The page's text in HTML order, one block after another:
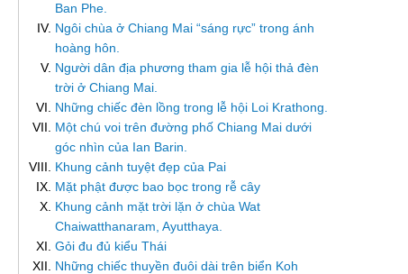
Ban Phe.
Ngôi chùa ở Chiang Mai “sáng rực” trong ánh
hoàng hôn.
Người dân địa phương tham gia lễ hội thả đèn
trời ở Chiang Mai.
Những chiếc đèn lồng trong lễ hội Loi Krathong.
Một chú voi trên đường phố Chiang Mai dưới
góc nhìn của Ian Barin.
Khung cảnh tuyệt đẹp của Pai
Mặt phật được bao bọc trong rễ cây
Khung cảnh mặt trời lặn ở chùa Wat
Chaiwatthanaram, Ayutthaya.
Gỏi đu đủ kiểu Thái
Những chiếc thuyền đuôi dài trên biển Koh